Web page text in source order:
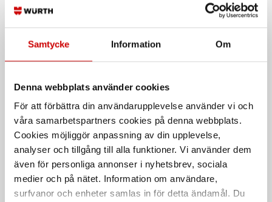
Samtycke Information Om
Denna webbplats använder cookies
För att förbättra din användarupplevelse använder vi och
våra samarbetspartners cookies på denna webbplats.
Cookies möjliggör anpassning av din upplevelse,
analyser och tillgång till alla funktioner. Vi använder dem
även för personliga annonser i nyhetsbrev, sociala
medier och på nätet. Information om användare,
surfvanor och enheter samlas in för detta ändamål. Du
Till fläktenhet Callisto Till fläktenhet Callisto
Visir Callisto G10
För ansiktsskydd Callisto G10
Polycarbonate - PC
O-ringskit Callisto
Till fläktenhet Callisto